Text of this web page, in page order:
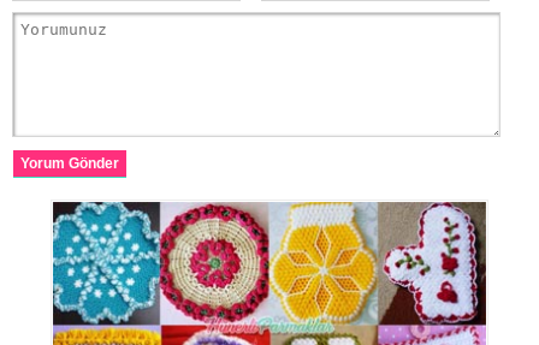
Yorum Gönder